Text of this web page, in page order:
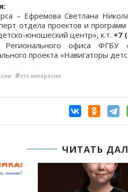
– Ефремова Светлана
отдела проектов и
юношеский центр», к.т. +7
офиса ФГБУ
проекта «Навигаторы
#это интересно
ЧИТАТЬ